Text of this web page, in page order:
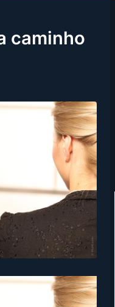
caminho